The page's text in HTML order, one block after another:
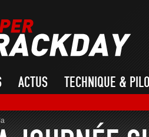
ACTUS TECHNIQUE &